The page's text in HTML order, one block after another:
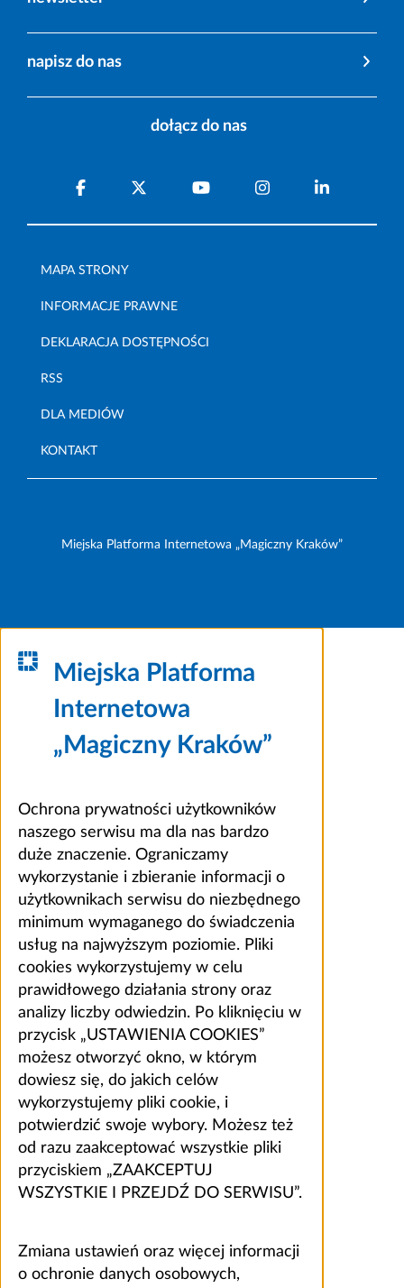
napisz do nas
dołącz do nas
MAPA STRONY
INFORMACJE PRAWNE
DEKLARACJA DOSTĘPNOŚCI
RSS
DLA MEDIÓW
KONTAKT
Miejska Platforma Internetowa „Magiczny Kraków”
Miejska Platforma
Internetowa
„Magiczny Kraków”
Ochrona prywatności użytkowników
naszego serwisu ma dla nas bardzo
duże znaczenie. Ograniczamy
wykorzystanie i zbieranie informacji o
użytkownikach serwisu do niezbędnego
minimum wymaganego do świadczenia
usług na najwyższym poziomie. Pliki
cookies wykorzystujemy w celu
prawidłowego działania strony oraz
analizy liczby odwiedzin. Po kliknięciu w
przycisk „USTAWIENIA COOKIES”
możesz otworzyć okno, w którym
dowiesz się, do jakich celów
wykorzystujemy pliki cookie, i
potwierdzić swoje wybory. Możesz też
od razu zaakceptować wszystkie pliki
przyciskiem „ZAAKCEPTUJ
WSZYSTKIE I PRZEJDŹ DO SERWISU”.
Zmiana ustawień oraz więcej informacji
o ochronie danych osobowych,